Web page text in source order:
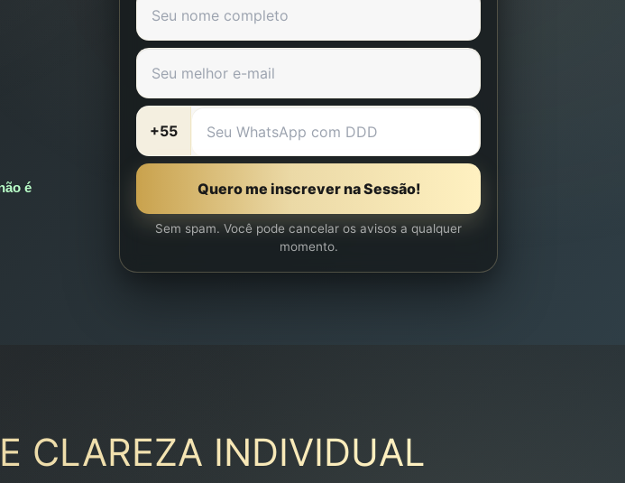
é
+55
Quero me inscrever na Sessão!
Sem spam. Você pode cancelar os avisos a qualquer
momento.
CLAREZA INDIVIDUAL